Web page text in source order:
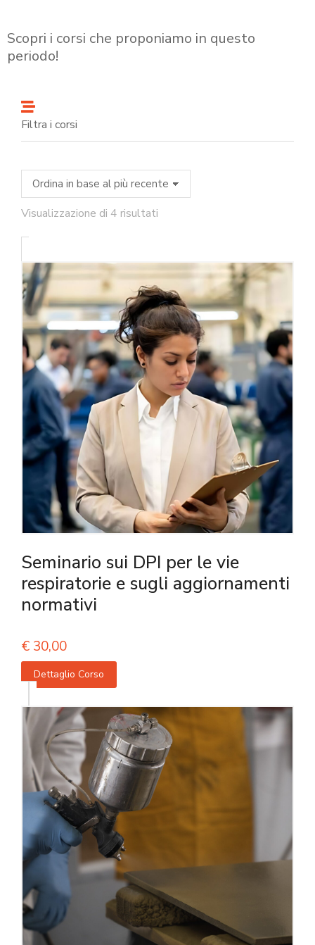
Scopri i corsi che proponiamo in questo
periodo!
Filtra i corsi
Visualizzazione di 4 risultati
Seminario sui DPI per le vie
respiratorie e sugli aggiornamenti
normativi
€ 30,00
Dettaglio Corso